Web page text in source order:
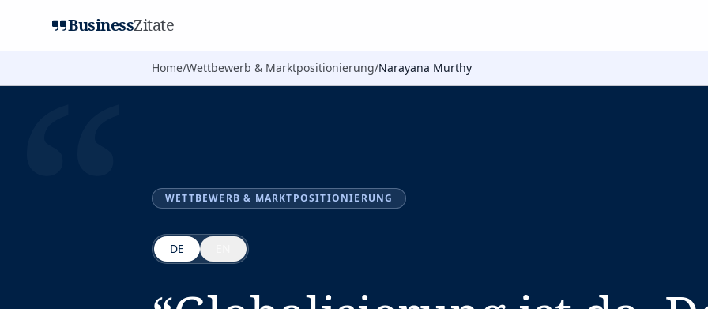
BusinessZitate
Home/Wettbewerb & Marktpositionierung/Narayana Murthy
“ WETTBEWERB & MARKTPOSITIONIERUNG
DE